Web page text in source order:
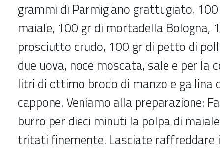
grammi di Parmigiano grattugiato,
maiale, 100 gr di mortadella Bologna,
prosciutto crudo, 100 gr di petto di
due uova, noce moscata, sale e per la
litri di ottimo brodo di manzo e gallina
cappone. Veniamo alla preparazione:
burro per dieci minuti la polpa di
tritati finemente. Lasciate raffreddare